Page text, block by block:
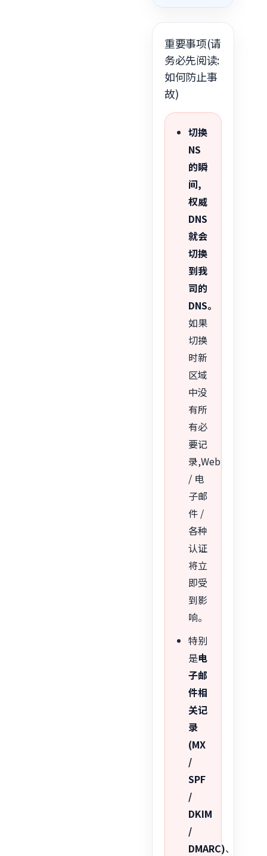
重要事项(请
务必先阅读:
如何防止事
故)
切换
NS
的瞬
间,
权威
DNS
就会
切换
到我
司的
DNS。
如果
切换
时新
区域
中没
有所
有必
要记
录,Web
/ 电
子邮
件 /
各种
认证
将立
即受
到影
响。
特别
是电
子邮
件相
关记
录
(MX
/
SPF
/
DKIM
/
DMARC)、